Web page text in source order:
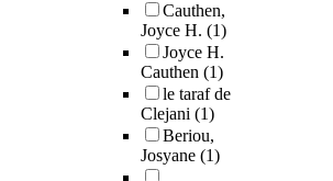
Cauthen,
Joyce H. (1)
Joyce H.
Cauthen (1)
le taraf de
Clejani (1)
Beriou,
Josyane (1)